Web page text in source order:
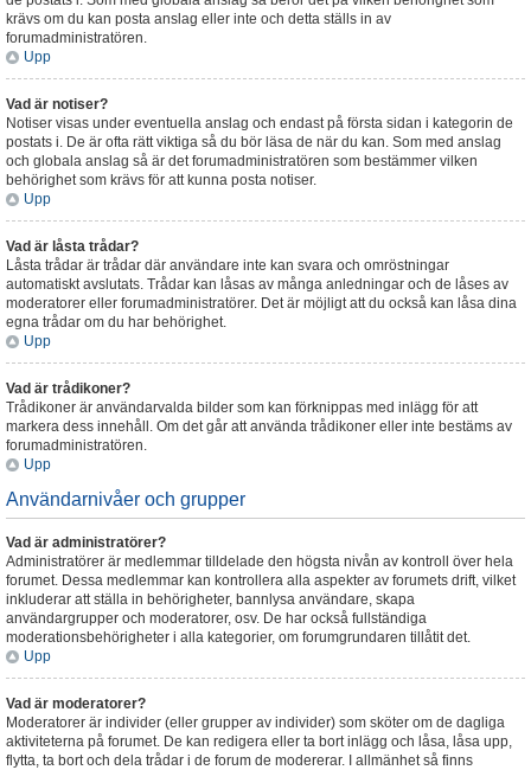
krävs om du kan posta anslag eller inte och detta ställs in av
forumadministratören.
Upp
Vad är notiser?
Notiser visas under eventuella anslag och endast på första sidan i kategorin de
postats i. De är ofta rätt viktiga så du bör läsa de när du kan. Som med anslag
och globala anslag så är det forumadministratören som bestämmer vilken
behörighet som krävs för att kunna posta notiser.
Upp
Vad är låsta trådar?
Låsta trådar är trådar där användare inte kan svara och omröstningar
automatiskt avslutats. Trådar kan låsas av många anledningar och de låses av
moderatorer eller forumadministratörer. Det är möjligt att du också kan låsa dina
egna trådar om du har behörighet.
Upp
Vad är trådikoner?
Trådikoner är användarvalda bilder som kan förknippas med inlägg för att
markera dess innehåll. Om det går att använda trådikoner eller inte bestäms av
forumadministratören.
Upp
Användarnivåer och grupper
Vad är administratörer?
Administratörer är medlemmar tilldelade den högsta nivån av kontroll över hela
forumet. Dessa medlemmar kan kontrollera alla aspekter av forumets drift, vilket
inkluderar att ställa in behörigheter, bannlysa användare, skapa
användargrupper och moderatorer, osv. De har också fullständiga
moderationsbehörigheter i alla kategorier, om forumgrundaren tillåtit det.
Upp
Vad är moderatorer?
Moderatorer är individer (eller grupper av individer) som sköter om de dagliga
aktiviteterna på forumet. De kan redigera eller ta bort inlägg och låsa, låsa upp,
flytta, ta bort och dela trådar i de forum de modererar. I allmänhet så finns